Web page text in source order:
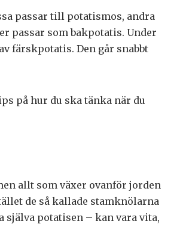
passar till potatismos, andra
passar som bakpotatis. Under
färskpotatis. Den går snabbt
på hur du ska tänka när du
allt som växer ovanför jorden
de så kallade stamknölarna
själva potatisen – kan vara vita,